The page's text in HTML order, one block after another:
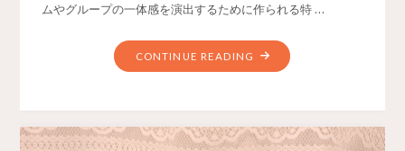
ムやグループの一体感を演出するために作られる特 …
CONTINUE READING